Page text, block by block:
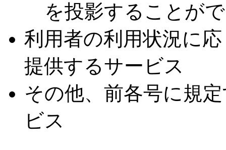
を投影することが
利用者の利用状況に
提供するサービス
その他、前各号に規
ビス